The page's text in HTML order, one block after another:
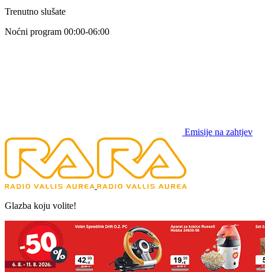
Trenutno slušate
Noćni program 00:00-06:00
Emisije na zahtjev
Glazba koju volite!